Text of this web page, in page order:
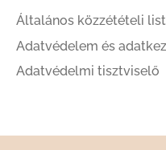
Általános közzétételi
Adatvédelem és
Adatvédelmi tisztviselő